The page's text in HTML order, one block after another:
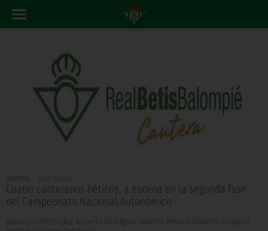
CANTERA
Cuatro canteranos béticos, a escena en la segunda fase
del Campeonato Nacional Autonómico
Alejandro Meléndez, Roberto Rodríguez, Alberto Mena y Roberto González